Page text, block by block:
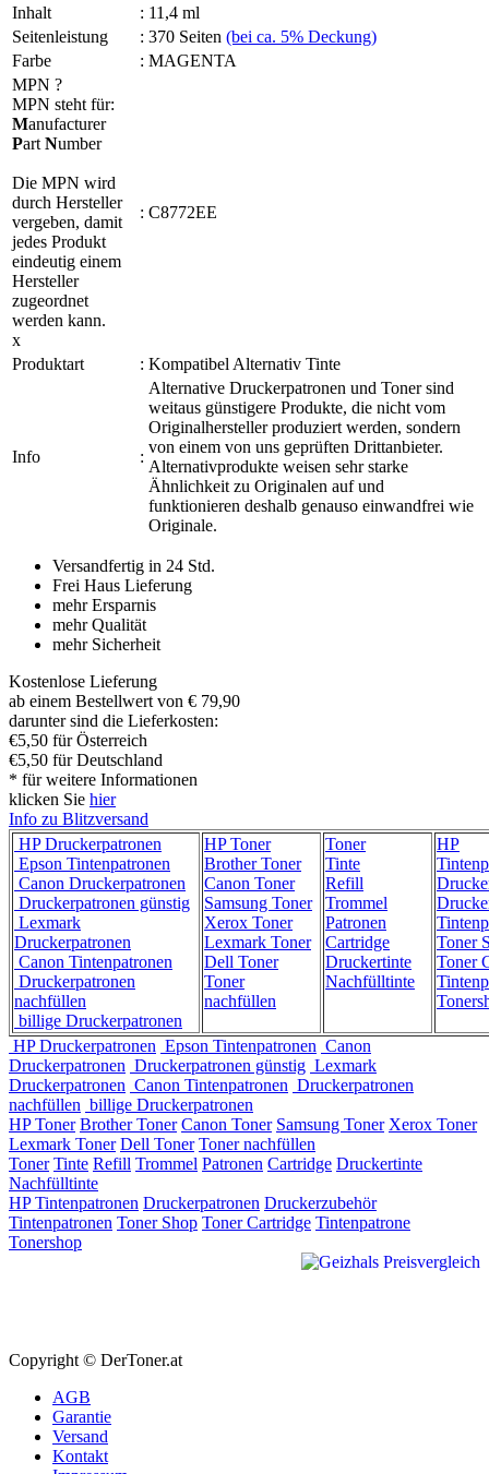
Inhalt
: 11,4 ml
Seitenleistung
: 370 Seiten (bei ca. 5% Deckung)
Farbe
: MAGENTA
MPN ?
MPN steht für:
Manufacturer
Part Number
Die MPN wird
durch Hersteller
vergeben, damit
jedes Produkt
eindeutig einem
Hersteller
zugeordnet
werden kann.
x
: C8772EE
Produktart : Kompatibel Alternativ Tinte
Info :
Alternative Druckerpatronen und Toner sind
weitaus günstigere Produkte, die nicht vom
Originalhersteller produziert werden, sondern
von einem von uns geprüften Drittanbieter.
Alternativprodukte weisen sehr starke
Ähnlichkeit zu Originalen auf und
funktionieren deshalb genauso einwandfrei wie
Originale.
Versandfertig in 24 Std.
Frei Haus Lieferung
mehr Ersparnis
mehr Qualität
mehr Sicherheit
Kostenlose Lieferung
ab einem Bestellwert von € 79,90
darunter sind die Lieferkosten:
€5,50 für Österreich
€5,50 für Deutschland
* für weitere Informationen
klicken Sie hier
Info zu Blitzversand
HP Druckerpatronen
Epson Tintenpatronen
Canon Druckerpatronen
Druckerpatronen günstig
Lexmark
Druckerpatronen
Canon Tintenpatronen
Druckerpatronen
nachfüllen
billige Druckerpatronen
HP Toner
Brother Toner
Canon Toner
Samsung Toner
Xerox Toner
Lexmark Toner
Dell Toner
Toner
nachfüllen
Toner
Tinte
Refill
Trommel
Patronen
Cartridge
Druckertinte
Nachfülltinte
HP
Toner
Toner
HP Druckerpatronen Epson Tintenpatronen Canon
Druckerpatronen Druckerpatronen günstig Lexmark
Druckerpatronen Canon Tintenpatronen Druckerpatronen
nachfüllen billige Druckerpatronen
HP Toner Brother Toner Canon Toner Samsung Toner Xerox Toner
Lexmark Toner Dell Toner Toner nachfüllen
Toner Tinte Refill Trommel Patronen Cartridge Druckertinte
Nachfülltinte
HP Tintenpatronen Druckerpatronen Druckerzubehör
Tintenpatronen Toner Shop Toner Cartridge Tintenpatrone
Tonershop
Copyright © DerToner.at
AGB
Garantie
Versand
Kontakt